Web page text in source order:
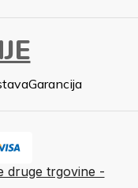
Garancija
druge trgovine -